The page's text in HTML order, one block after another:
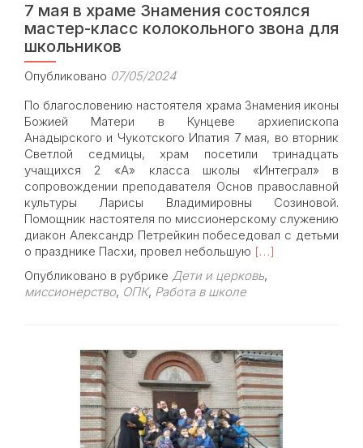
7 мая в храме Знамения состоялся
мастер-класс колокольного звона для
школьников
Опубликовано 07/05/2024
По благословению настоятеля храма Знамения иконы
Божией Матери в Кунцеве архиепископа
Анадырского и Чукотского Ипатия 7 мая, во вторник
Светлой седмицы, храм посетили тринадцать
учащихся 2 «А» класса школы «Интеграл» в
сопровождении преподавателя Основ православной
культуры Ларисы Владимировны Созиновой.
Помощник настоятеля по миссионерскому служению
диакон Александр Петрейкин побеседовал с детьми
о празднике Пасхи, провел небольшую Read
about
храме
Знамения
состоялся
мастер-
класс
колокольного
[…]
Опубликовано в рубрике Дети и церковь,
миссионерство, ОПК, Работа в школе